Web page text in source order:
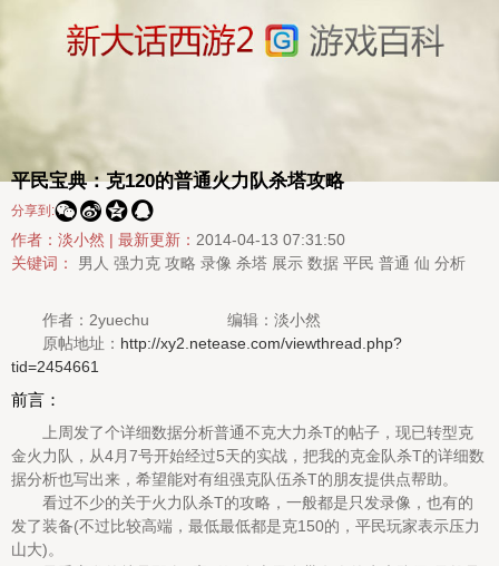
平民宝典：克120的普通火力队杀塔攻略
分享到: 
作者：淡小然 | 最新更新： 2014-04-13 07:31:50
关键词： 男人 强力克 攻略 录像 杀塔 展示 数据 平民 普通 仙 分析
作者：2yuechu 编辑：淡小然
原帖地址： http://xy2.netease.com/viewthread.php?
tid=2454661
前言：
上周发了个详细数据分析普通不克大力杀T的帖子，现已转型克
金火力队，从4月7号开始经过5天的实战，把我的克金队杀T的详细数
据分析也写出来，希望能对有组强克队伍杀T的朋友提供点帮助。
看过不少的关于火力队杀T的攻略，一般都是只发录像，也有的
发了装备(不过比较高端，最低最低都是克150的，平民玩家表示压力
山大)。